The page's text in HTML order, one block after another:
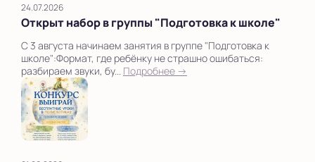
24.07.2026
Открыт набор в группы "Подготовка к школе"
С 3 августа начинаем занятия в группе "Подготовка к
школе":Формат, где ребёнку не страшно ошибаться:
разбираем звуки, бу... Подробнее →